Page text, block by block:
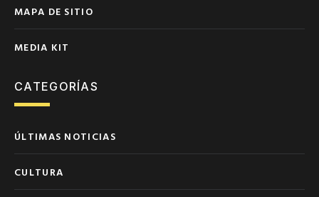
MAPA DE SITIO
MEDIA KIT
CATEGORÍAS
ÚLTIMAS NOTICIAS
CULTURA